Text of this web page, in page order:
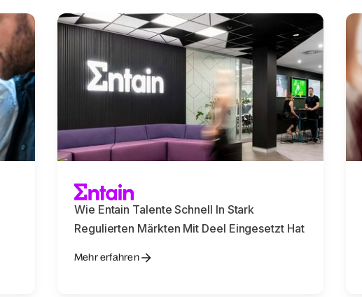
Wie Entain Talente Schnell In Stark
Regulierten Märkten Mit Deel Eingesetzt Hat
Mehr erfahren